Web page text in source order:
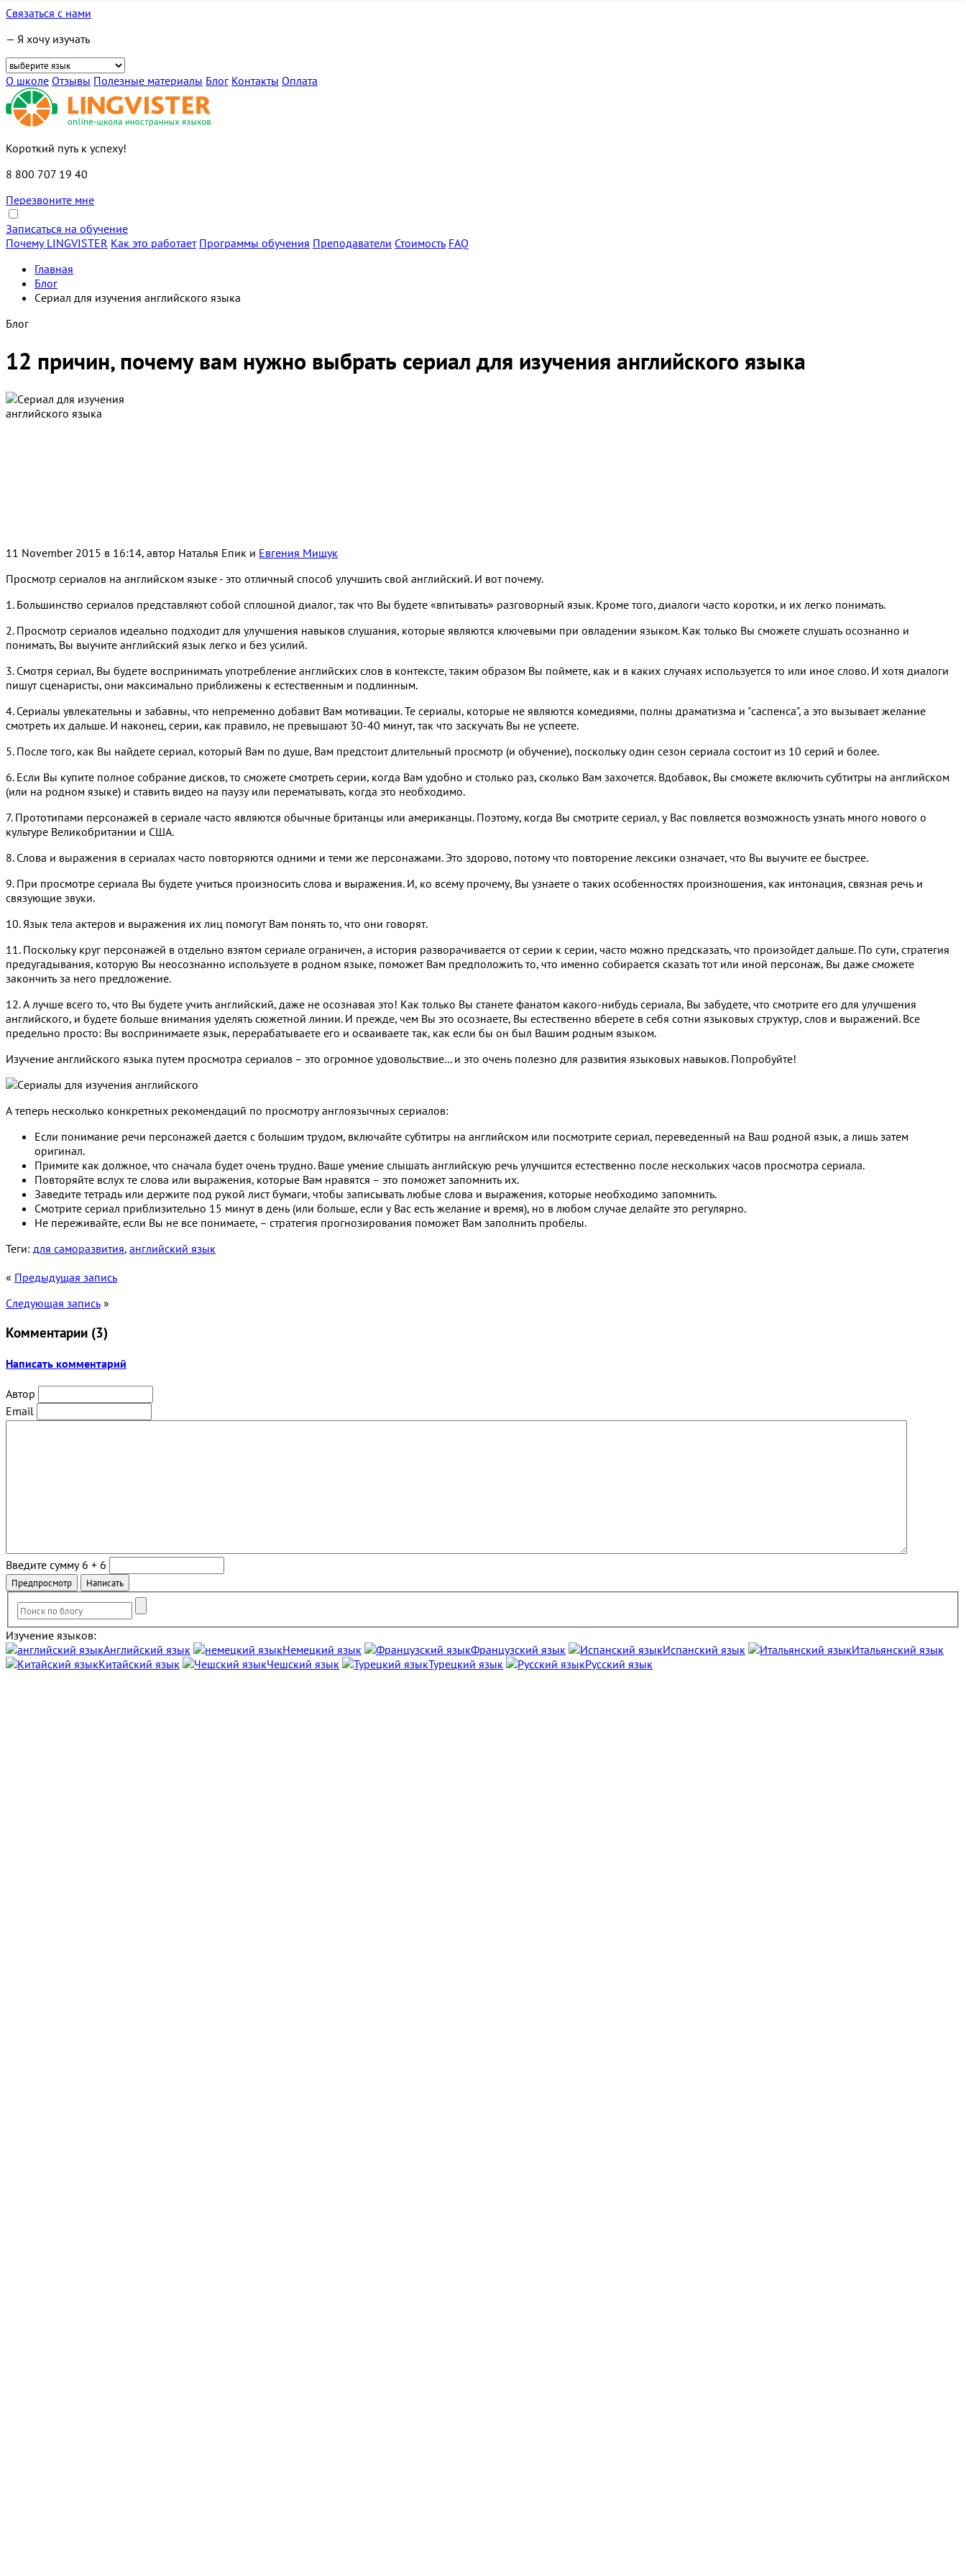
Связаться с нами
— Я хочу изучать
О школе Отзывы Полезные материалы Блог Контакты Оплата
Короткий путь к успеху!
8 800 707 19 40
Перезвоните мне
Записаться на обучение
Почему LINGVISTER Как это работает Программы обучения Преподаватели Стоимость FAQ
Главная
Блог
Cериал для изучения английского языка
Блог
12 причин, почему вам нужно выбрать сериал для изучения английского языка
11 November 2015 в 16:14, автор Наталья Епик и Евгения Мищук
Просмотр сериалов на английском языке - это отличный способ улучшить свой английский. И вот почему.
1. Большинство сериалов представляют собой сплошной диалог, так что Вы будете «впитывать» разговорный язык. Кроме того, диалоги часто коротки, и их легко понимать.
2. Просмотр сериалов идеально подходит для улучшения навыков слушания, которые являются ключевыми при овладении языком. Как только Вы сможете слушать осознанно и
понимать, Вы выучите английский язык легко и без усилий.
3. Смотря сериал, Вы будете воспринимать употребление английских слов в контексте, таким образом Вы поймете, как и в каких случаях используется то или иное слово. И хотя диалоги
пишут сценаристы, они максимально приближены к естественным и подлинным.
4. Сериалы увлекательны и забавны, что непременно добавит Вам мотивации. Те сериалы, которые не являются комедиями, полны драматизма и "саспенса", а это вызывает желание
смотреть их дальше. И наконец, серии, как правило, не превышают 30-40 минут, так что заскучать Вы не успеете.
5. После того, как Вы найдете сериал, который Вам по душе, Вам предстоит длительный просмотр (и обучение), поскольку один сезон сериала состоит из 10 серий и более.
6. Если Вы купите полное собрание дисков, то сможете смотреть серии, когда Вам удобно и столько раз, сколько Вам захочется. Вдобавок, Вы сможете включить субтитры на английском
(или на родном языке) и ставить видео на паузу или перематывать, когда это необходимо.
7. Прототипами персонажей в сериале часто являются обычные британцы или американцы. Поэтому, когда Вы смотрите сериал, у Вас повляется возможность узнать много нового о
культуре Великобритании и США.
8. Слова и выражения в сериалах часто повторяются одними и теми же персонажами. Это здорово, потому что повторение лексики означает, что Вы выучите ее быстрее.
9. При просмотре сериала Вы будете учиться произносить слова и выражения. И, ко всему прочему, Вы узнаете о таких особенностях произношения, как интонация, связная речь и
связующие звуки.
10. Язык тела актеров и выражения их лиц помогут Вам понять то, что они говорят.
11. Поскольку круг персонажей в отдельно взятом сериале ограничен, а история разворачивается от серии к серии, часто можно предсказать, что произойдет дальше. По сути, стратегия
предугадывания, которую Вы неосознанно используете в родном языке, поможет Вам предположить то, что именно собирается сказать тот или иной персонаж, Вы даже сможете
закончить за него предложение.
12. А лучше всего то, что Вы будете учить английский, даже не осознавая это! Как только Вы станете фанатом какого-нибудь сериала, Вы забудете, что смотрите его для улучшения
английского, и будете больше внимания уделять сюжетной линии. И прежде, чем Вы это осознаете, Вы естественно вберете в себя сотни языковых структур, слов и выражений. Все
предельно просто: Вы воспринимаете язык, перерабатываете его и осваиваете так, как если бы он был Вашим родным языком.
Изучение английского языка путем просмотра сериалов – это огромное удовольствие... и это очень полезно для развития языковых навыков. Попробуйте!
А теперь несколько конкретных рекомендаций по просмотру англоязычных сериалов:
Если понимание речи персонажей дается с большим трудом, включайте субтитры на английском или посмотрите сериал, переведенный на Ваш родной язык, а лишь затем
оригинал.
Примите как должное, что сначала будет очень трудно. Ваше умение слышать английскую речь улучшится естественно после нескольких часов просмотра сериала.
Повторяйте вслух те слова или выражения, которые Вам нравятся – это поможет запомнить их.
Заведите тетрадь или держите под рукой лист бумаги, чтобы записывать любые слова и выражения, которые необходимо запомнить.
Смотрите сериал приблизительно 15 минут в день (или больше, если у Вас есть желание и время), но в любом случае делайте это регулярно.
Не переживайте, если Вы не все понимаете, – стратегия прогнозирования поможет Вам заполнить пробелы.
Теги: для саморазвития, английский язык
« Предыдущая запись
Следующая запись »
Комментарии (3)
Написать комментарий
Автор
Email
Введите сумму 6 + 6
Изучение языков:
Английский язык
Немецкий язык Французский язык Испанский язык
Итальянский язык
Китайский язык
Чешский язык Турецкий язык Русский язык